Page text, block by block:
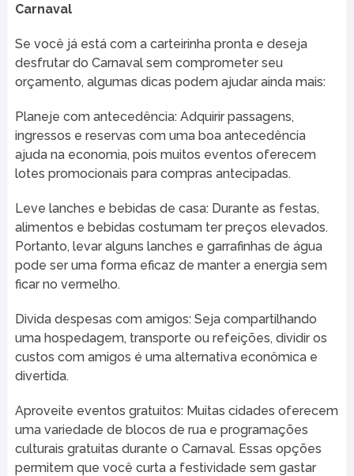
Carnaval
Se você já está com a carteirinha pronta e deseja
desfrutar do Carnaval sem comprometer seu
orçamento, algumas dicas podem ajudar ainda mais:
Planeje com antecedência: Adquirir passagens,
ingressos e reservas com uma boa antecedência
ajuda na economia, pois muitos eventos oferecem
lotes promocionais para compras antecipadas.
Leve lanches e bebidas de casa: Durante as festas,
alimentos e bebidas costumam ter preços elevados.
Portanto, levar alguns lanches e garrafinhas de água
pode ser uma forma eficaz de manter a energia sem
ficar no vermelho.
Divida despesas com amigos: Seja compartilhando
uma hospedagem, transporte ou refeições, dividir os
custos com amigos é uma alternativa econômica e
divertida.
Aproveite eventos gratuitos: Muitas cidades oferecem
uma variedade de blocos de rua e programações
culturais gratuitas durante o Carnaval. Essas opções
permitem que você curta a festividade sem gastar